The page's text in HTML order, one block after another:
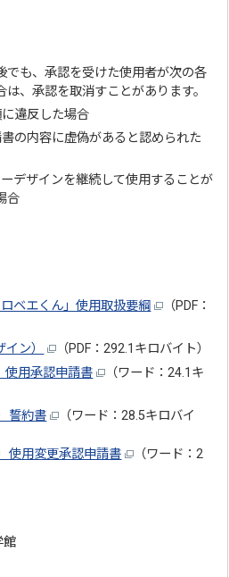
、承認を受けた使用者が次の各
、承認を取消すことがあります。
違反した場合
内容に虚偽があると認められた
ザインを継続して使用することが
合
ベエくん」使用取扱要綱
（PDF：
ン）
（PDF：292.1キロバイト）
使用承認申請書
（ワード：24.1キ
誓約書
（ワード：28.5キロバイ
使用変更承認申請書
（ワード：2